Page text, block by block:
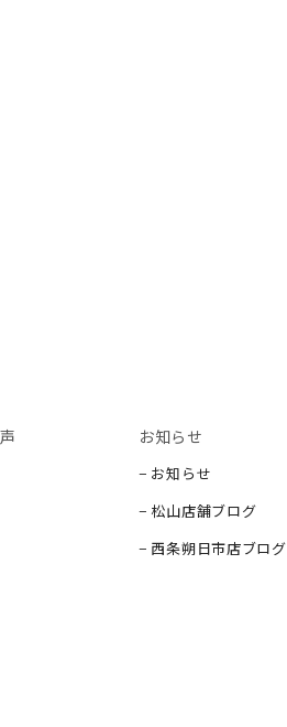
お知らせ
− お知らせ
− 松山店舗ブログ
− 西条朔日市店ブログ